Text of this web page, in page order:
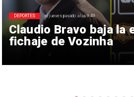
Claudio Bravo baja la
fichaje de Vozinha
DEPORTES el jueves pasado a las 9:49